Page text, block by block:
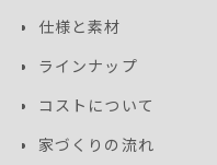
仕様と素材
ラインナップ
コストについて
家づくりの流れ